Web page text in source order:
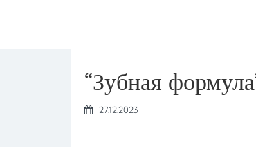
“Зубная
27.12.2023